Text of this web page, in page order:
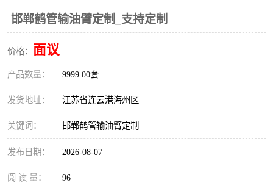
邯郸鹤管输油臂定制_支持定制
价格： 面议
产品数量： 9999.00套
发货地址： 江苏省连云港海州区
关键词： 邯郸鹤管输油臂定制
发布日期： 2026-08-07
阅 读 量： 96